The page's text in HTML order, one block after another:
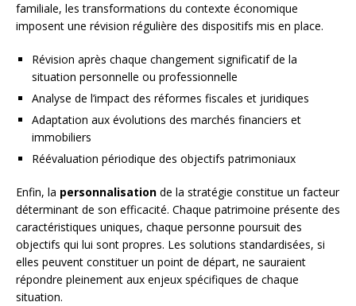
familiale, les transformations du contexte économique
imposent une révision régulière des dispositifs mis en place.
Révision après chaque changement significatif de la
situation personnelle ou professionnelle
Analyse de l’impact des réformes fiscales et juridiques
Adaptation aux évolutions des marchés financiers et
immobiliers
Réévaluation périodique des objectifs patrimoniaux
Enfin, la personnalisation de la stratégie constitue un facteur
déterminant de son efficacité. Chaque patrimoine présente des
caractéristiques uniques, chaque personne poursuit des
objectifs qui lui sont propres. Les solutions standardisées, si
elles peuvent constituer un point de départ, ne sauraient
répondre pleinement aux enjeux spécifiques de chaque
situation.